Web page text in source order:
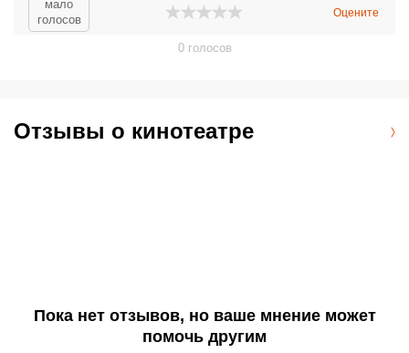
мало
голосов
Оцените
0голосов
Отзывы о кинотеатре
Пока нет отзывов, но ваше мнение может
помочь другим